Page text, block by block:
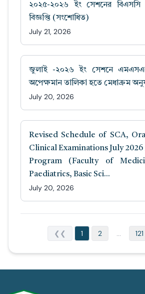
২০২৫-২০২৬ ইং সেশনের বিএসসি
বিজ্ঞপ্তি (সংশোধিত)
July 21, 2026
জুলাই -২০২৬ ইং সেশনে এমএসএন
অপেক্ষমান তালিকা হতে মেধাক্রম
July 20, 2026
Revised Schedule of SCA,
Clinical Examinations July
Program (Faculty of
Paediatrics, Basic Sci...
July 20, 2026
❮❮ 1 2 ... 121